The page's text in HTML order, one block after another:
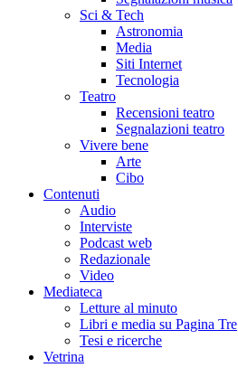
Sci & Tech
Astronomia
Media
Siti Internet
Tecnologia
Teatro
Recensioni teatro
Segnalazioni teatro
Vivere bene
Arte
Cibo
Contenuti
Audio
Interviste
Podcast web
Redazionale
Video
Mediateca
Letture al minuto
Libri e media su Pagina Tre
Tesi e ricerche
Vetrina